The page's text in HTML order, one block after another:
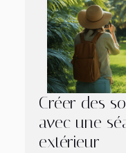
Créer des
avec une
extérieur